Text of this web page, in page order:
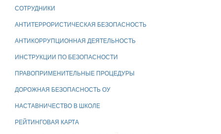
СОТРУДНИКИ
АНТИТЕРРОРИСТИЧЕСКАЯ БЕЗОПАСНОСТЬ
АНТИКОРРУПЦИОННАЯ ДЕЯТЕЛЬНОСТЬ
ИНСТРУКЦИИ ПО БЕЗОПАСНОСТИ
ПРАВОПРИМЕНИТЕЛЬНЫЕ ПРОЦЕДУРЫ
ДОРОЖНАЯ БЕЗОПАСНОСТЬ ОУ
НАСТАВНИЧЕСТВО В ШКОЛЕ
РЕЙТИНГОВАЯ КАРТА